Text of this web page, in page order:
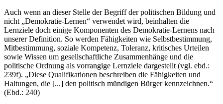
Auch wenn an dieser Stelle der Begriff der politischen Bildung und
nicht „Demokratie-Lernen“ verwendet wird, beinhalten die
Lernziele doch einige Komponenten des Demokratie-Lernens nach
unserer Definition. So werden Fähigkeiten wie Selbstbestimmung,
Mitbestimmung, soziale Kompetenz, Toleranz, kritisches Urteilen
sowie Wissen um gesellschaftliche Zusammenhänge und die
politische Ordnung als vorrangige Lernziele dargestellt (vgl. ebd.:
239f). „Diese Qualifikationen beschreiben die Fähigkeiten und
Haltungen, die [...] den politisch mündigen Bürger kennzeichnen.“
(Ebd.: 240)